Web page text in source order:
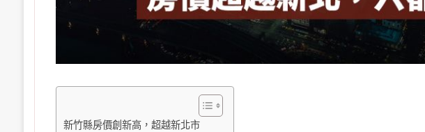
新竹縣房價創新高，超越新北市